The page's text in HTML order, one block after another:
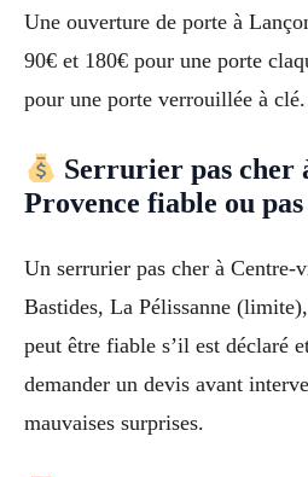
Une ouverture de porte à
90€ et 180€ pour une porte
pour une porte verrouillée à clé.
Serrurier pas cher
Provence fiable ou pas
Un serrurier pas cher à
Bastides, La Pélissanne
peut être fiable s’il est déclaré
demander un devis avant
mauvaises surprises.